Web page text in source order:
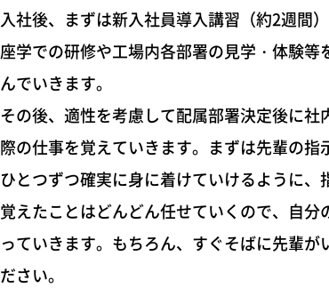
入社後、まずは新入社員導入講習（約2週間）
座学での研修や工場内各部署の見学・体験
んでいきます。
その後、適性を考慮して配属部署決定後に
際の仕事を覚えていきます。まずは先輩の指
ひとつずつ確実に身に着けていけるように、
覚えたことはどんどん任せていくので、自
っていきます。もちろん、すぐそばに先輩
ださい。